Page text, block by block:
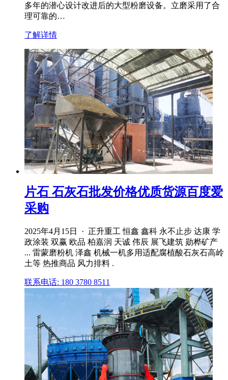
多年的潜心设计改进后的大型粉磨设备。立磨采用了合
理可靠的…
了解详情
片石 石灰石批发价格优质货源百度爱
采购
2025年4月15日 · 正升重工 恒鑫 鑫科 永不止步 达康 学
政涂装 双赢 欧品 柏嘉润 天诚 伟辰 展飞建筑 勋桦矿产
... 雷蒙磨粉机 泽鑫 机械一机多用适配腐植酸石灰石高岭
土等 热推商品 风力排料 .
联系电话: 180 3780 8511